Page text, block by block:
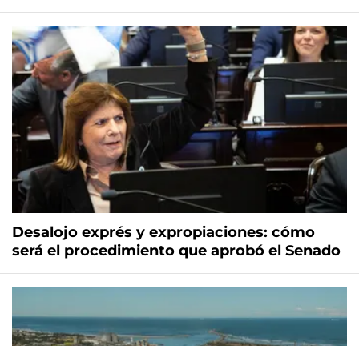
Desalojo exprés y expropiaciones: cómo
será el procedimiento que aprobó el Senado